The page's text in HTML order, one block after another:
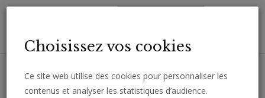
Choisissez vos cookies
Ce site web utilise des cookies pour personnaliser les
contenus et analyser les statistiques d’audience.